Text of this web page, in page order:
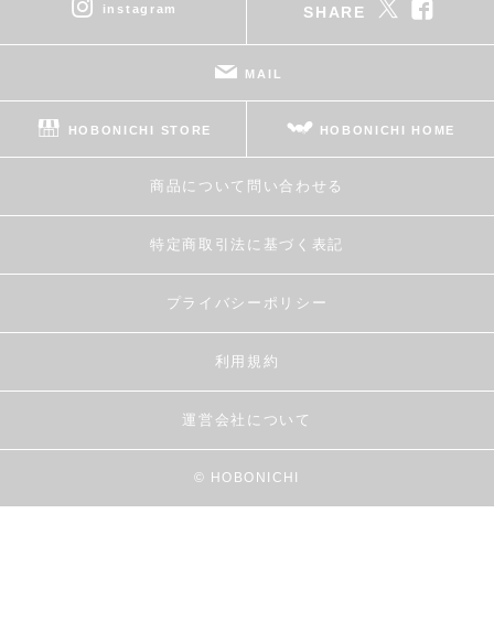
instagram SHARE
MAIL
HOBONICHI STORE HOBONICHI HOME
商品について問い合わせる
特定商取引法に基づく表記
プライバシーポリシー
利用規約
運営会社について
© HOBONICHI